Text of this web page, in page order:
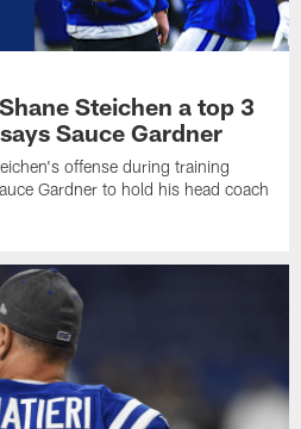
Steichen a top 3
Sauce Gardner
offense during training
Gardner to hold his head coach